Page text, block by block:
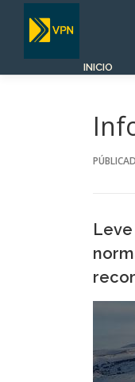
Saltar
contenido
INICIO